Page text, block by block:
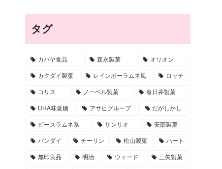
タグ
カバヤ食品 森永製菓 オリオン
カクダイ製菓 レインボーラムネ風 ロッテ
コリス ノーベル製菓 春日井製菓
UHA味覚糖 アサヒグループ だがしかし
ピースラムネ系 サンリオ 安部製菓
バンダイ チーリン 松山製菓 ハート
無印良品 明治 ウィード 三矢製菓